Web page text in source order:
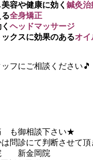
容や健康に効く 鍼灸治
全身矯正
ヘッドマッサージ
クスに効果のあるオイ
フにご相談ください🎵
御相談下さい★
問診にて判断させて頂
新金岡院